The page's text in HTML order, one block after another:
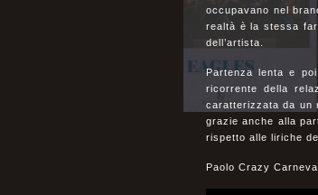
occupavano nel
realtà è la stessa
dell’artista.
Partenza lenta e
ricorrente della
caratterizzata da un
grazie anche alla
rispetto alle liriche
Paolo Crazy